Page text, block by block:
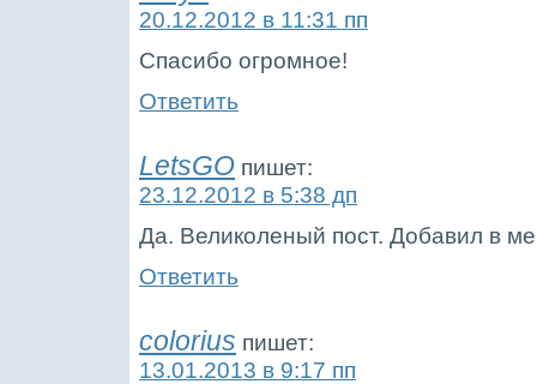
20.12.2012 в 11:31 пп
Спасибо огромное!
Ответить
LetsGO пишет:
23.12.2012 в 5:38 дп
Да. Великоленый пост. Добавил в
Ответить
colorius пишет:
13.01.2013 в 9:17 пп